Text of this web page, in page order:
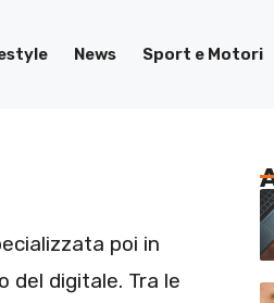
News Sport e Motori
poi in
del digitale. Tra le